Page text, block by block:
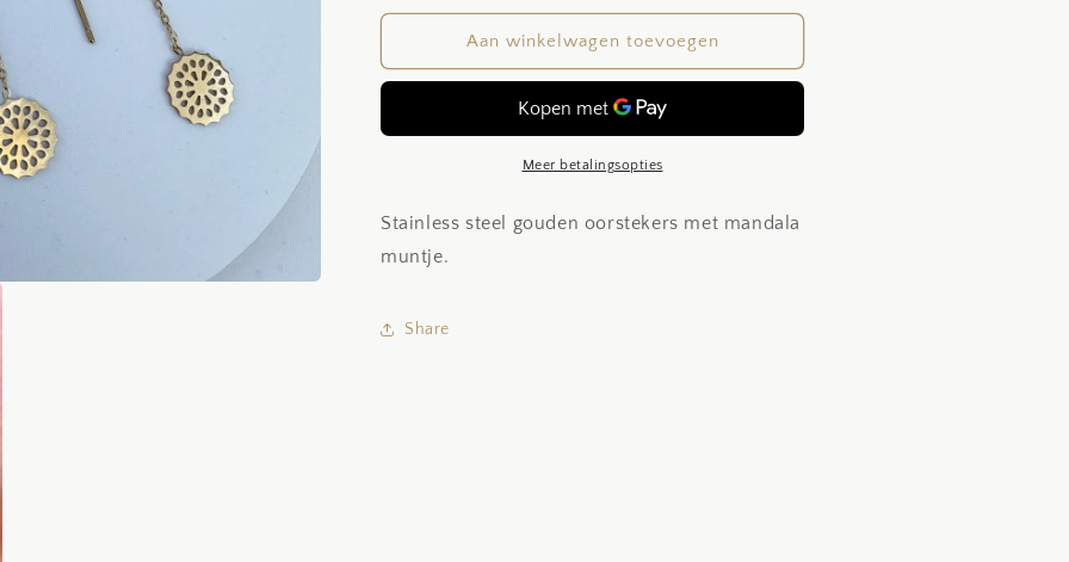
voor
Mandala
voor
Mandala
Aan winkelwagen toevoegen
Meer betalingsopties
Stainless steel gouden oorstekers met mandala
muntje.
Share